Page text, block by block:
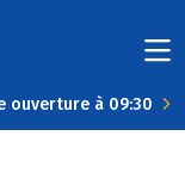
ouverture à 09:30